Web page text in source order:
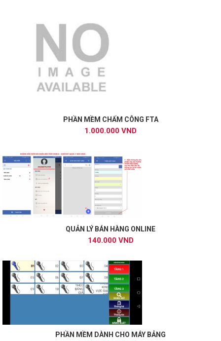
PHẦN MỀM CHẤM CÔNG FTA
1.000.000 VND
QUẢN LÝ BÁN HÀNG ONLINE
140.000 VND
PHẦN MỀM DÀNH CHO MÁY BẢNG